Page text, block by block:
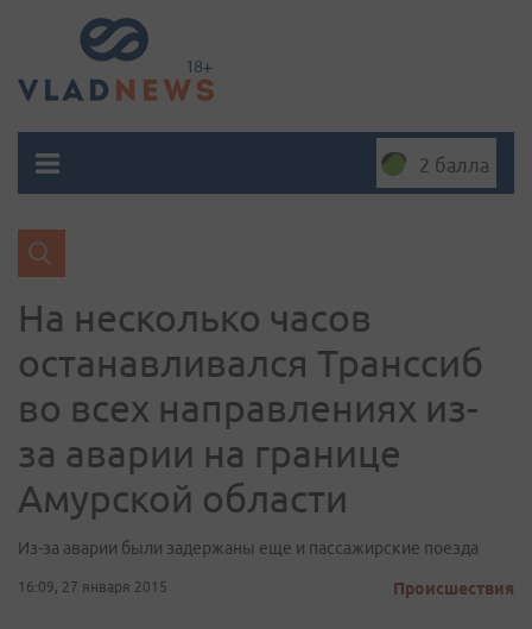
2 балла
На несколько часов
останавливался Транссиб
во всех направлениях из-
за аварии на границе
Амурской области
Из-за аварии были задержаны еще и пассажирские поезда
16:09, 27 января 2015 Происшествия